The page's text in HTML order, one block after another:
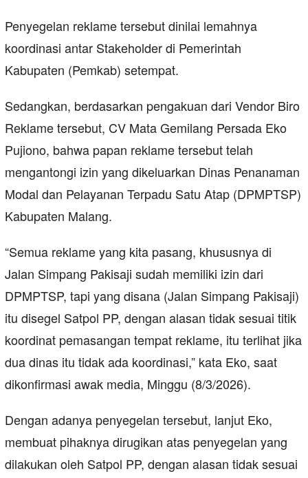
Penyegelan reklame tersebut dinilai lemahnya
koordinasi antar Stakeholder di Pemerintah
Kabupaten (Pemkab) setempat.
Sedangkan, berdasarkan pengakuan dari Vendor Biro
Reklame tersebut, CV Mata Gemilang Persada Eko
Pujiono, bahwa papan reklame tersebut telah
mengantongi izin yang dikeluarkan Dinas Penanaman
Modal dan Pelayanan Terpadu Satu Atap (DPMPTSP)
Kabupaten Malang.
“Semua reklame yang kita pasang, khususnya di
Jalan Simpang Pakisaji sudah memiliki izin dari
DPMPTSP, tapi yang disana (Jalan Simpang Pakisaji)
itu disegel Satpol PP, dengan alasan tidak sesuai titik
koordinat pemasangan tempat reklame, itu terlihat jika
dua dinas itu tidak ada koordinasi,” kata Eko, saat
dikonfirmasi awak media, Minggu (8/3/2026).
Dengan adanya penyegelan tersebut, lanjut Eko,
membuat pihaknya dirugikan atas penyegelan yang
dilakukan oleh Satpol PP, dengan alasan tidak sesuai